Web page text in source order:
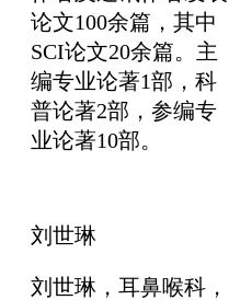
论文100余篇，其中
SCI论文20余篇。主
编专业论著1部，科
普论著2部，参编专
业论著10部。
刘世琳
刘世琳，耳鼻喉科，